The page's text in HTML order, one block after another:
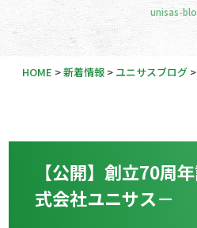
unisas-
HOME >新着情報> ユニサスブログ>
【公開】創立70周
式会社ユニサス－